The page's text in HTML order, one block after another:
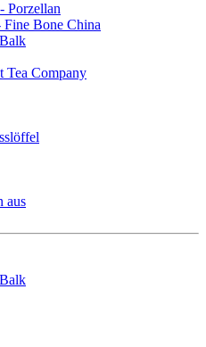
Porzellan
Fine Bone China
Tea Company
aus